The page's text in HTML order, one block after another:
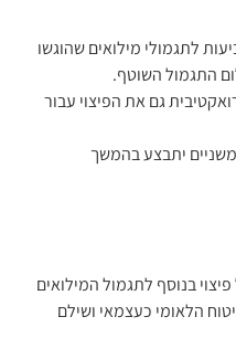
לתגמולי מילואים שהוגשו
התגמול השוטף.
גם את הפיצוי עבור
יתבצע בהמשך
בנוסף לתגמול המילואים
הלאומי כעצמאי ושילם